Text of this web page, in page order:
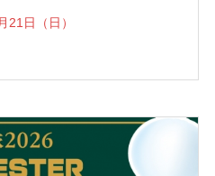
21日（日）